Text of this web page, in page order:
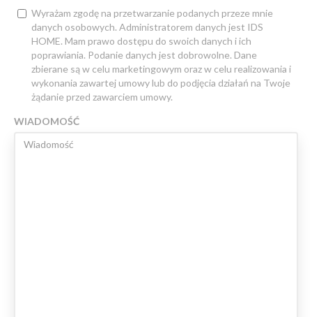
Wyrażam zgodę na przetwarzanie podanych przeze mnie
danych osobowych. Administratorem danych jest IDS
HOME. Mam prawo dostępu do swoich danych i ich
poprawiania. Podanie danych jest dobrowolne. Dane
zbierane są w celu marketingowym oraz w celu realizowania i
wykonania zawartej umowy lub do podjęcia działań na Twoje
żądanie przed zawarciem umowy.
WIADOMOŚĆ